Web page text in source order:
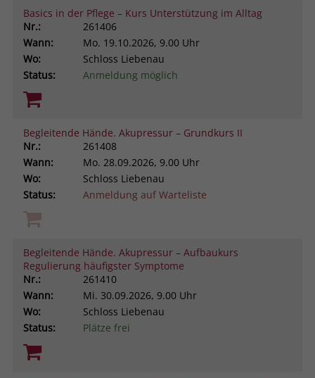
Basics in der Pflege – Kurs Unterstützung im Alltag
Nr.:
261406
Wann:
Mo. 19.10.2026, 9.00 Uhr
Wo:
Schloss Liebenau
Status:
Anmeldung möglich
Begleitende Hände. Akupressur – Grundkurs II
Nr.:
261408
Wann:
Mo. 28.09.2026, 9.00 Uhr
Wo:
Schloss Liebenau
Status:
Anmeldung auf Warteliste
Begleitende Hände. Akupressur – Aufbaukurs
Regulierung häufigster Symptome
Nr.:
261410
Wann:
Mi. 30.09.2026, 9.00 Uhr
Wo:
Schloss Liebenau
Status:
Plätze frei